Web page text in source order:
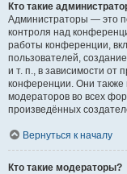
Кто такие
Администраторы — это
контроля над
работы конференции,
пользователей,
и т. п., в зависимости от
конференции. Они также
модераторов во всех
произведённых
Вернуться к началу
Кто такие модераторы?